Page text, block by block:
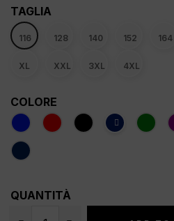
TAGLIA
116 128 140 152 164
XL XXL 3XL 4XL
COLORE
QUANTITÀ